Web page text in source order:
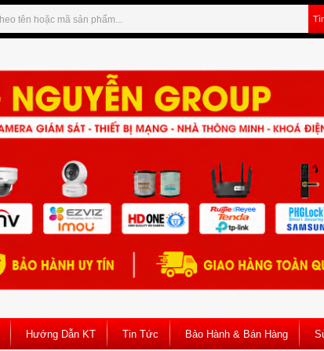
Hướng Dẫn KT Tin Tức Bảo Hành & Bán Hàng